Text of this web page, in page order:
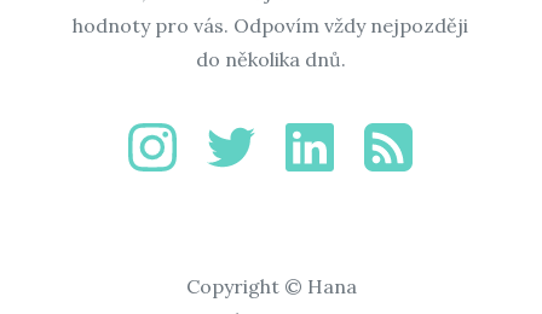
hodnoty pro vás. Odpovím vždy nejpozději
do několika dnů.
Copyright © Hana